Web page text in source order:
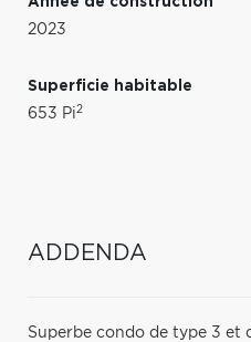
2023
Superficie habitable
653 Pi2
ADDENDA
Superbe condo de type 3 et